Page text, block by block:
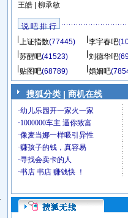
王皓| 柳承敏
说 吧 排 行
上证指数(77445) 李宇春吧
苏醒吧(41523) 刘德华吧
贴图吧(68789) 婚姻吧
搜狐分类 | 商机在线